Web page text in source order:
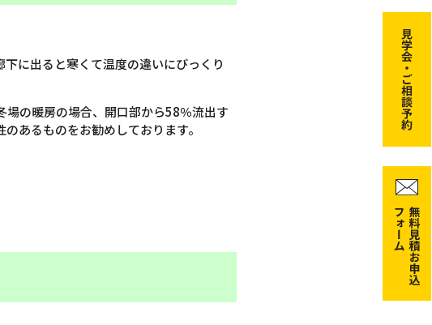
に出ると寒くて温度の違いにびっくり
の暖房の場合、開口部から58％流出す
あるものをお勧めしております。